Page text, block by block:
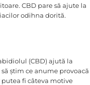
CBD pare să ajute la
odihna dorită.
(CBD) ajută la
știm ce anume provoacă
fi câteva motive